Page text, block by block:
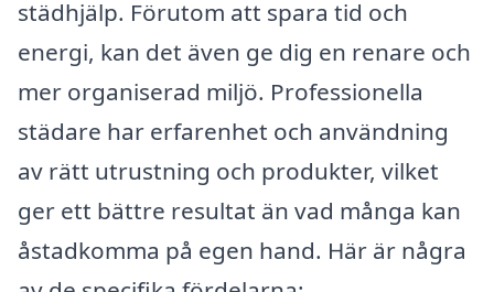
städhjälp. Förutom att spara tid och
energi, kan det även ge dig en renare och
mer organiserad miljö. Professionella
städare har erfarenhet och användning
av rätt utrustning och produkter, vilket
ger ett bättre resultat än vad många kan
åstadkomma på egen hand. Här är några